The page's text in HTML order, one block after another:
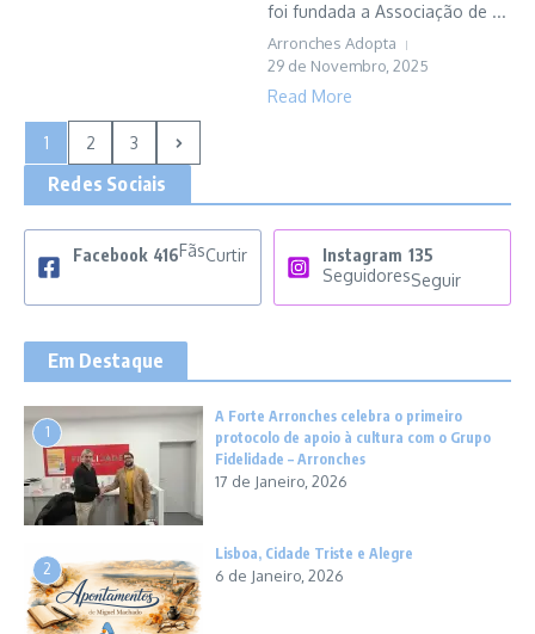
foi fundada a Associação de ...
Arronches Adopta
29 de Novembro, 2025
Read More
1 2 3
Redes Sociais
Facebook 416FãsCurtir Instagram 135
SeguidoresSeguir
Em Destaque
1
A Forte Arronches celebra o primeiro
protocolo de apoio à cultura com o Grupo
Fidelidade – Arronches
17 de Janeiro, 2026
2
Lisboa, Cidade Triste e Alegre
6 de Janeiro, 2026